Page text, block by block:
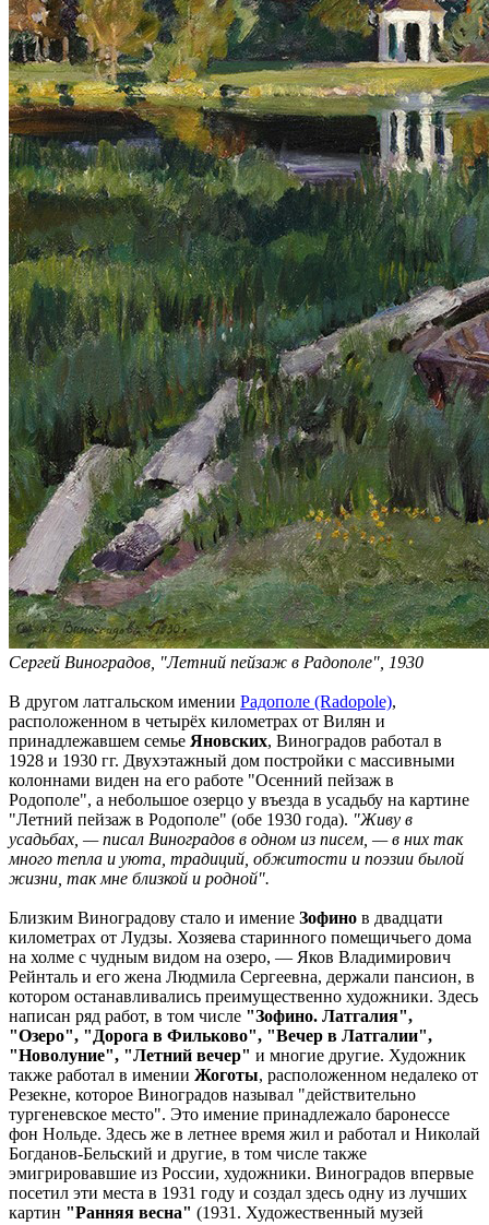
Сергей Виноградов, "Летний пейзаж в Радополе", 1930
В другом латгальском имении Радополе (Radopole),
расположенном в четырёх километрах от Вилян и
принадлежавшем семье Яновских, Виноградов работал в
1928 и 1930 гг. Двухэтажный дом постройки с массивными
колоннами виден на его работе "Осенний пейзаж в
Родополе", а небольшое озерцо у въезда в усадьбу на картине
"Летний пейзаж в Родополе" (обе 1930 года). "Живу в
усадьбах, — писал Виноградов в одном из писем, — в них так
много тепла и уюта, традиций, обжитости и поэзии былой
жизни, так мне близкой и родной".
Близким Виноградову стало и имение Зофино в двадцати
километрах от Лудзы. Хозяева старинного помещичьего дома
на холме с чудным видом на озеро, — Яков Владимирович
Рейнталь и его жена Людмила Сергеевна, держали пансион, в
котором останавливались преимущественно художники. Здесь
написан ряд работ, в том числе "Зофино. Латгалия",
"Озеро", "Дорога в Фильково", "Вечер в Латгалии",
"Новолуние", "Летний вечер" и многие другие. Художник
также работал в имении Жоготы, расположенном недалеко от
Резекне, которое Виноградов называл "действительно
тургеневское место". Это имение принадлежало баронессе
фон Нольде. Здесь же в летнее время жил и работал и Николай
Богданов-Бельский и другие, в том числе также
эмигрировавшие из России, художники. Виноградов впервые
посетил эти места в 1931 году и создал здесь одну из лучших
картин "Ранняя весна" (1931. Художественный музей